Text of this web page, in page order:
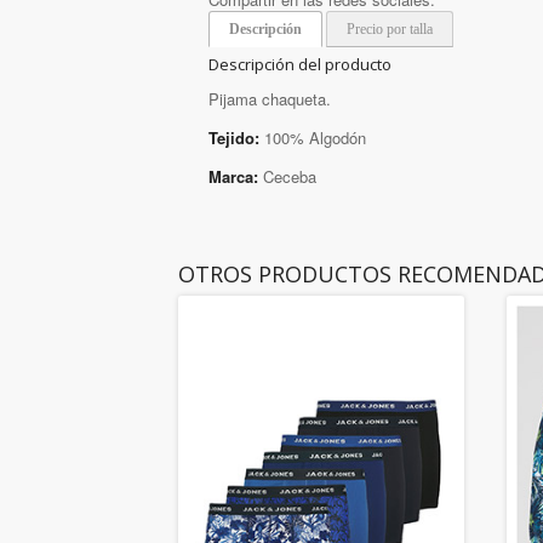
Descripción Precio por talla
Descripción del producto
Pijama chaqueta.
Tejido: 100% Algodón
Marca: Ceceba
OTROS PRODUCTOS